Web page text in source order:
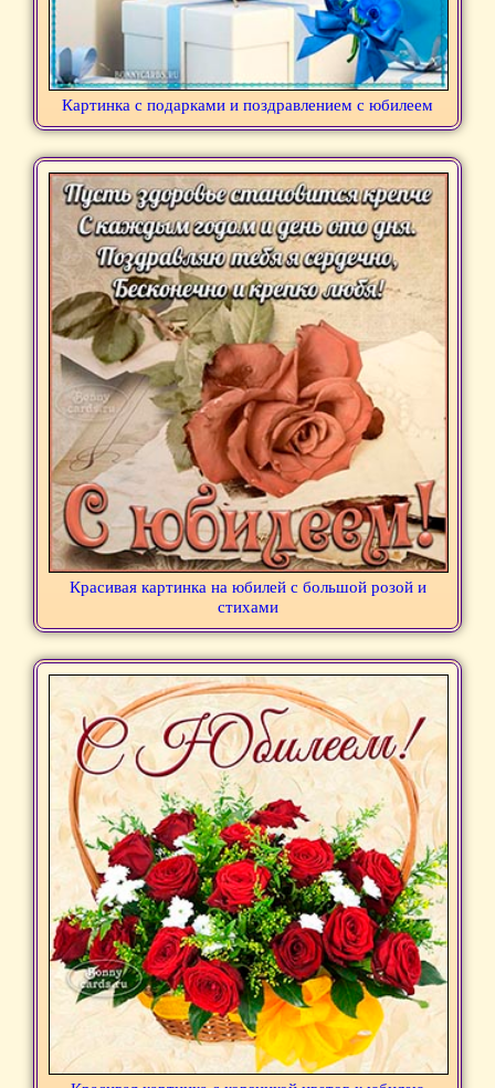
Картинка с подарками и поздравлением с юбилеем
Красивая картинка на юбилей с большой розой и
стихами